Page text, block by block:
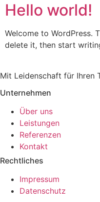
Hello world!
Welcome to WordPress.
delete it, then start
Mit Leidenschaft für Ihren
Unternehmen
Über uns
Leistungen
Referenzen
Kontakt
Rechtliches
Impressum
Datenschutz